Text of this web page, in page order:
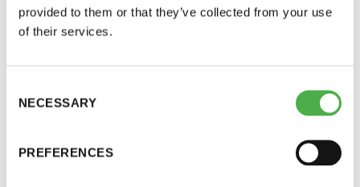
provided to them or that they’ve collected from your use
of their services.
Selection
NECESSARY
PREFERENCESKahvio/kassa 050 372 4167
Vuoden 2024 tapaan eräpäivän jälkeen
kuun alussa. Esimerkiksi jos lasku on maksamatta
helmikuun alussa, palautuu saunaoikeus vasta
aikana maksettu.